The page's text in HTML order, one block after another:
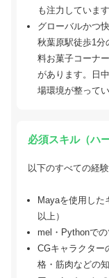
も注力しています
グローバルかつ
秋葉原駅徒歩1分
料お菓子コーナ
があります。日
場環境が整ってい
必須スキル（ハー
以下のすべての経
Mayaを使用した
以上）
mel・Pythonでの
CGキャラクター
格・筋肉などの